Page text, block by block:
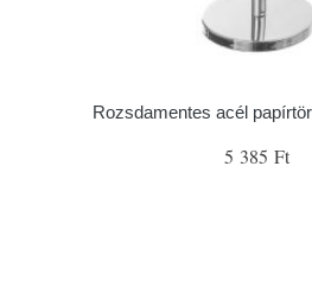
Rozsdamentes acél
5 385 Ft